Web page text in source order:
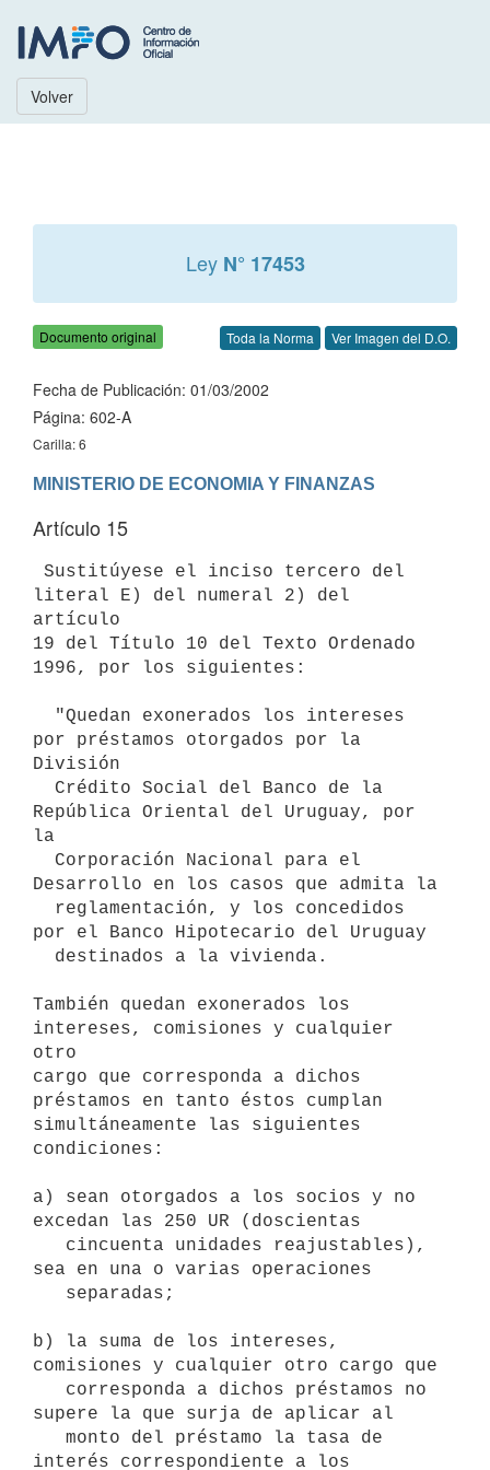
Volver
Ley N° 17453
Documento original Toda la Norma Ver Imagen del D.O.
Fecha de Publicación: 01/03/2002
Página: 602-A
Carilla: 6
MINISTERIO DE ECONOMIA Y FINANZAS
Artículo 15
literal E) del numeral 2) del
artículo
19 del Título 10 del Texto Ordenado
1996, por los siguientes:
por préstamos otorgados por la
División
República Oriental del Uruguay, por
la
Desarrollo en los casos que admita la
por el Banco Hipotecario del Uruguay
También quedan exonerados los
intereses, comisiones y cualquier
otro
cargo que corresponda a dichos
préstamos en tanto éstos cumplan
simultáneamente las siguientes
condiciones:
a) sean otorgados a los socios y no
excedan las 250 UR (doscientas
sea en una o varias operaciones
b) la suma de los intereses,
comisiones y cualquier otro cargo que
supere la que surja de aplicar al
interés correspondiente a los